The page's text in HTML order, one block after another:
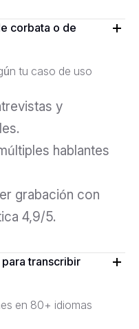
corbata o de
tu caso de uso
y
hablantes
grabación con
4,9/5.
transcribir
en 80+ idiomas